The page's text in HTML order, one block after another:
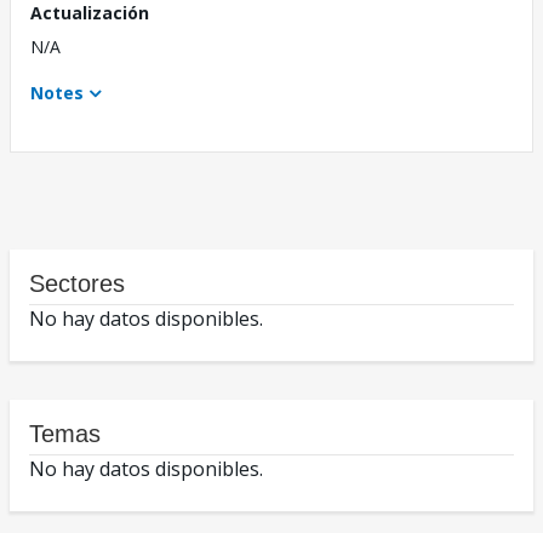
Actualización
N/A
Notes
Sectores
No hay datos disponibles.
Temas
No hay datos disponibles.